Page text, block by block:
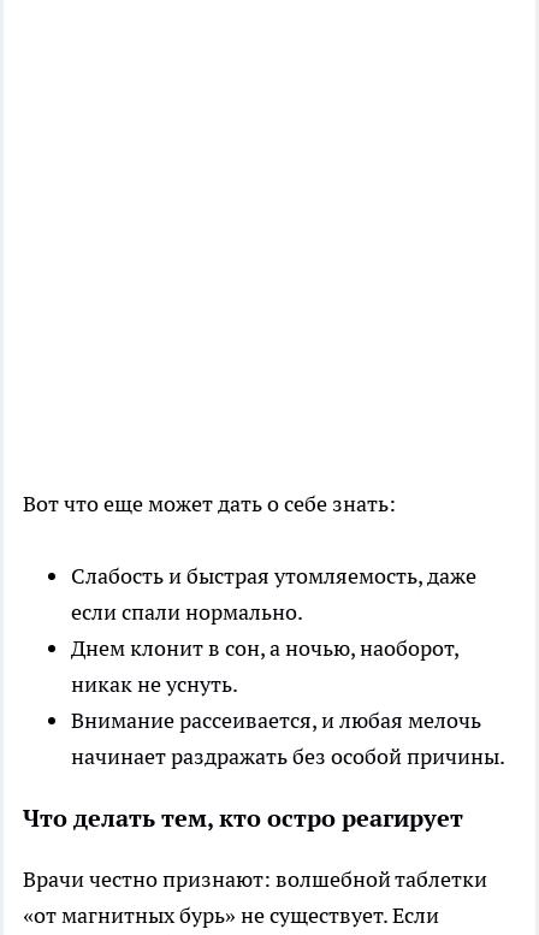
Вот что еще может дать о себе знать:
Слабость и быстрая утомляемость, даже
если спали нормально.
Днем клонит в сон, а ночью, наоборот,
никак не уснуть.
Внимание рассеивается, и любая мелочь
начинает раздражать без особой причины.
Что делать тем, кто остро реагирует
Врачи честно признают: волшебной таблетки
«от магнитных бурь» не существует. Если